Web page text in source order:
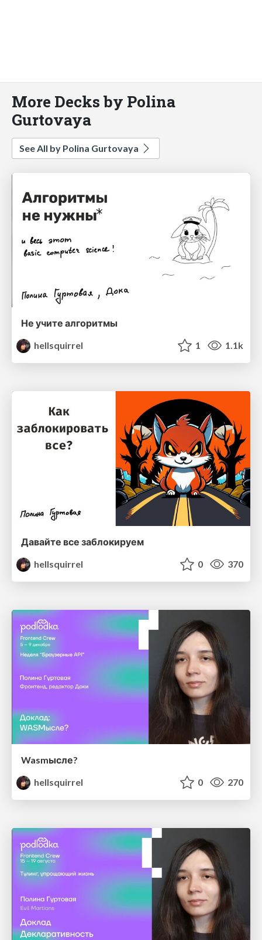
More Decks by Polina
Gurtovaya
See All by Polina Gurtovaya
Не учите алгоритмы
hellsquirrel
1 1.1k
Давайте все заблокируем
hellsquirrel
0 370
Wasmысле?
hellsquirrel
0 270